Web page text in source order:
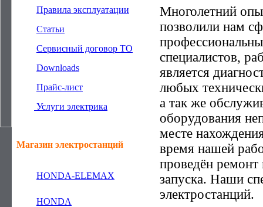
Правила эксплуатации
Статьи
Cервисный договор ТО
Downloads
Прайс-лист
Услуги электрика
Магазин электростанций
HONDA-ELEMAX
HONDA
Многолетний
позволили нам
специалистов,
является
любых
а так же
оборудования
месте
время нашей
проведён ремонт
запуска. Наши
электростанций.